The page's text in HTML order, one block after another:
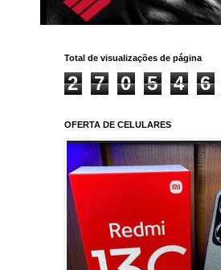
Total de visualizações de página
2 7 0 5 4 6
OFERTA DE CELULARES